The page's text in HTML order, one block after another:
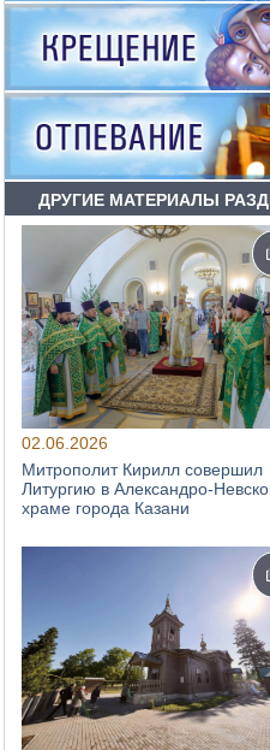
ДРУГИЕ МАТЕРИАЛЫ
02.06.2026
Митрополит Кирилл совершил
Литургию в Александро-
храме города Казани